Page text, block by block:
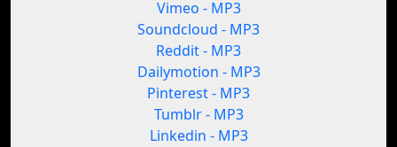
Vimeo - MP3
Soundcloud - MP3
Reddit - MP3
Dailymotion - MP3
Pinterest - MP3
Tumblr - MP3
Linkedin - MP3